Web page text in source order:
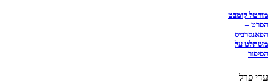
מורטל קומבט
הסרט –
הפאנסרביס
משתלט על
הסיפור
עדי פרל